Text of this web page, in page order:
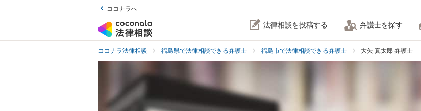
ココナラへ
法律相談を投稿する 弁護士を探す
ココナラ法律相談 福島県で法律相談できる弁護士 福島市で法律相談できる弁護士 大矢 真太郎 弁護士